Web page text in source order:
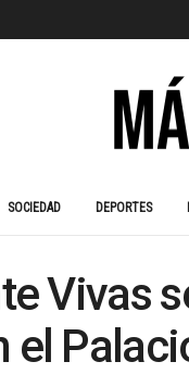
SOCIEDAD DEPORTES
Vivas
el